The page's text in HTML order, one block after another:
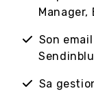
Manager,
Son
Sa